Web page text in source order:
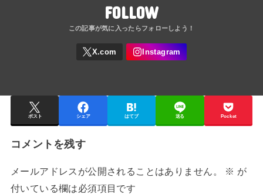
FOLLOW
ポスト シェア はてブ 送る Pocket
コメントを残す
メールアドレスが公開されることはありません。 ※ が
付いている欄は必須項目です